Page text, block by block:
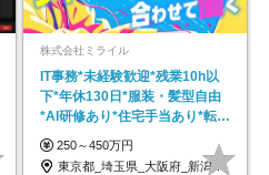
株式会社ミライル
IT事務*未経験歓迎*残業10h以
下*年休130日*服装・髪型自由
*AI研修あり*住宅手当あり*転勤
なし
250～450万円
東京都_埼玉県_大阪府_新潟県_福岡県